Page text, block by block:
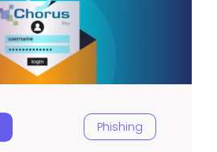
Phishing